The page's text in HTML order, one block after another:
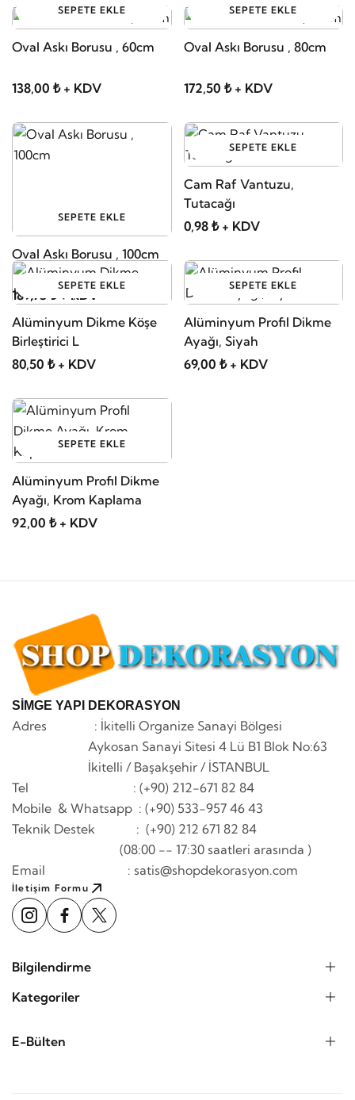
SEPETE EKLE
Oval Askı Borusu , 60cm
138,00 ₺ + KDV
SEPETE EKLE
Oval Askı Borusu , 80cm
172,50 ₺ + KDV
SEPETE EKLE
Oval Askı Borusu , 100cm
189,75 ₺ + KDV
SEPETE EKLE
Cam Raf Vantuzu,
Tutacağı
0,98 ₺ + KDV
SEPETE EKLE
Alüminyum Dikme Köşe
Birleştirici L
80,50 ₺ + KDV
SEPETE EKLE
Alüminyum Profil Dikme
Ayağı, Siyah
69,00 ₺ + KDV
SEPETE EKLE
Alüminyum Profil Dikme
Ayağı, Krom Kaplama
92,00 ₺ + KDV
SİMGE YAPI DEKORASYON
Adres : İkitelli Organize Sanayi Bölgesi
Aykosan Sanayi Sitesi 4 Lü B1 Blok No:63
İkitelli / Başakşehir / İSTANBUL
Tel : (+90) 212-671 82 84
Mobile & Whatsapp : (+90) 533-957 46 43
Teknik Destek : (+90) 212 671 82 84
(08:00 -- 17:30 saatleri arasında )
Email : satis@shopdekorasyon.com
İletişim Formu
Bilgilendirme
Kategoriler
E-Bülten